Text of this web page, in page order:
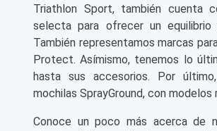
Triathlon Sport, también cuenta
selecta para ofrecer un
También representamos marcas
Protect. Asímismo, tenemos lo
hasta sus accesorios. Por
mochilas SprayGround, con
Conoce un poco más acerca de